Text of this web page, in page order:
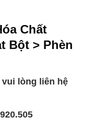
Chất
Bột > Phèn
vui lòng liên hệ